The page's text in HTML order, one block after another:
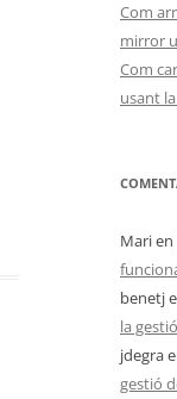
Com
mirror
Com
usant
Marien
benetj
la
jdegra
gestió